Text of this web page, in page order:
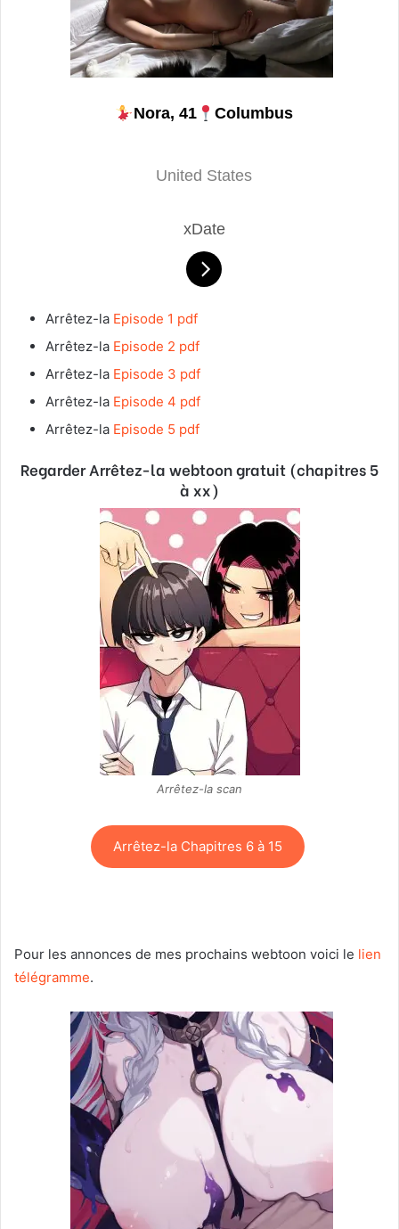
Nora, 41 Columbus
United States
xDate
Arrêtez-la Episode 1 pdf
Arrêtez-la Episode 2 pdf
Arrêtez-la Episode 3 pdf
Arrêtez-la Episode 4 pdf
Arrêtez-la Episode 5 pdf
Regarder Arrêtez-la webtoon gratuit (chapitres 5
à xx)
Arrêtez-la scan
Arrêtez-la Chapitres 6 à 15
Pour les annonces de mes prochains webtoon voici le lien
télégramme.